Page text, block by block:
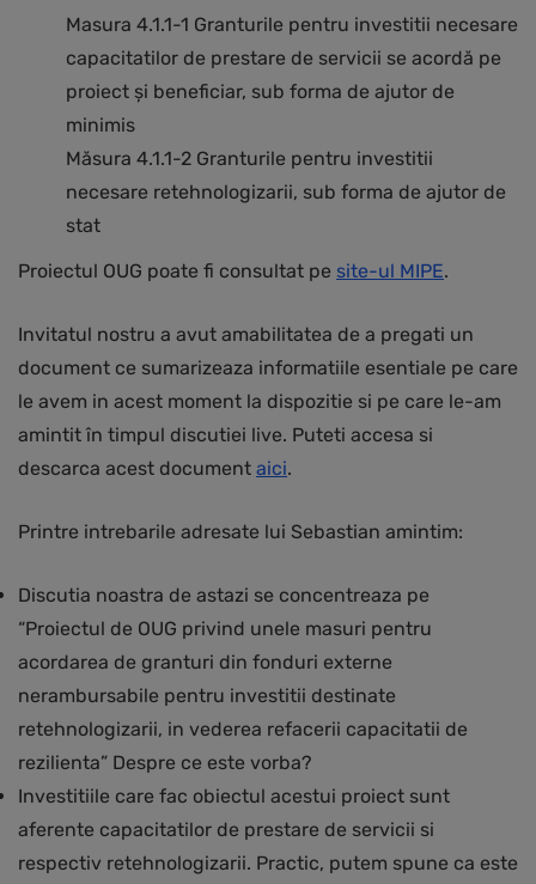
Masura 4.1.1-1 Granturile pentru investitii necesare
capacitatilor de prestare de servicii se acordă pe
proiect și beneficiar, sub forma de ajutor de
minimis
Măsura 4.1.1-2 Granturile pentru investitii
necesare retehnologizarii, sub forma de ajutor de
stat
Proiectul OUG poate fi consultat pe site-ul MIPE.
Invitatul nostru a avut amabilitatea de a pregati un
document ce sumarizeaza informatiile esentiale pe care
le avem in acest moment la dispozitie si pe care le-am
amintit în timpul discutiei live. Puteti accesa si
descarca acest document aici.
Printre intrebarile adresate lui Sebastian amintim:
Discutia noastra de astazi se concentreaza pe
“Proiectul de OUG privind unele masuri pentru
acordarea de granturi din fonduri externe
nerambursabile pentru investitii destinate
retehnologizarii, in vederea refacerii capacitatii de
rezilienta” Despre ce este vorba?
Investitiile care fac obiectul acestui proiect sunt
aferente capacitatilor de prestare de servicii si
respectiv retehnologizarii. Practic, putem spune ca este